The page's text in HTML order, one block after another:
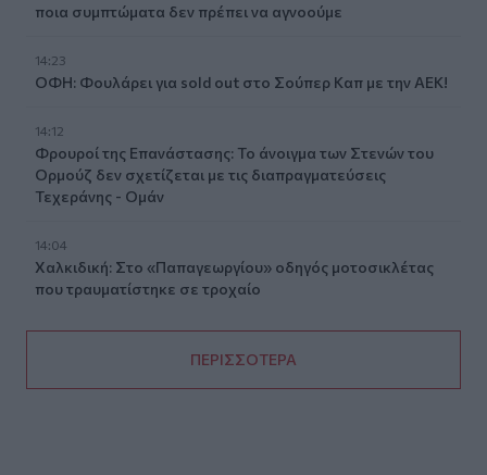
ποια συμπτώματα δεν πρέπει να αγνοούμε
14:23
ΟΦΗ: Φουλάρει για sold out στο Σούπερ Καπ με την ΑΕΚ!
14:12
Φρουροί της Επανάστασης: Το άνοιγμα των Στενών του
Ορμούζ δεν σχετίζεται με τις διαπραγματεύσεις
Τεχεράνης - Ομάν
14:04
Χαλκιδική: Στο «Παπαγεωργίου» οδηγός μοτοσικλέτας
που τραυματίστηκε σε τροχαίο
ΠΕΡΙΣΣΟΤΕΡΑ